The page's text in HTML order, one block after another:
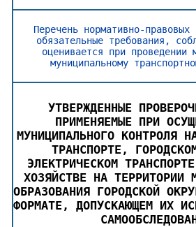
Перечень нормативно-правовых
обязательные требования,
оценивается при проведении
муниципальному
УТВЕРЖДЕННЫЕ
ПРИМЕНЯЕМЫЕ ПРИ
МУНИЦИПАЛЬНОГО КОНТРОЛЯ
ТРАНСПОРТЕ,
ЭЛЕКТРИЧЕСКОМ
ХОЗЯЙСТВЕ НА ТЕРРИТОРИИ
ОБРАЗОВАНИЯ ГОРОДСКОЙ
ФОРМАТЕ, ДОПУСКАЮЩЕМ ИХ